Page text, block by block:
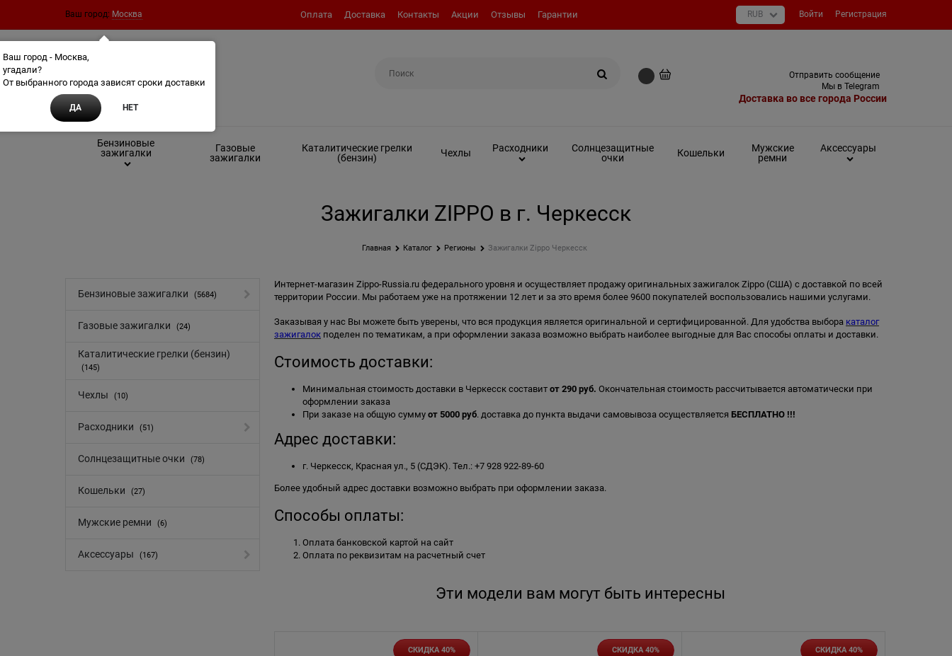
Ваш город: Москва Оплата Доставка Контакты Акции Отзывы Гарантии Войти Регистрация
Отправить сообщение
Мы в Telegram
Доставка во все города России
Бензиновые
зажигалки
Газовые
зажигалки
Каталитические грелки
(бензин)
Чехлы Расходники
Солнцезащитные
очки
Кошельки
Мужские
ремни
Аксессуары
Зажигалки ZIPPO в г. Черкесск
Главная Каталог Регионы Зажигалки Zippo Черкесск
Бензиновые зажигалки (5684)
Газовые зажигалки (24)
Каталитические грелки (бензин)
(145)
Чехлы (10)
Расходники (51)
Солнцезащитные очки (78)
Кошельки (27)
Мужские ремни (6)
Аксессуары (167)
Интернет-магазин Zippo-Russia.ru федерального уровня и осуществляет продажу оригинальных зажигалок Zippo (США) с доставкой по всей
территории России. Мы работаем уже на протяжении 12 лет и за это время более 9600 покупателей воспользовались нашими услугами.
Заказывая у нас Вы можете быть уверены, что вся продукция является оригинальной и сертифицированной. Для удобства выбора каталог
зажигалок поделен по тематикам, а при оформлении заказа возможно выбрать наиболее выгодные для Вас способы оплаты и доставки.
Стоимость доставки:
Минимальная стоимость доставки в Черкесск составит от 290 руб. Окончательная стоимость рассчитывается автоматически при
оформлении заказа
При заказе на общую сумму от 5000 руб. доставка до пункта выдачи самовывоза осуществляется БЕСПЛАТНО !!!
Адрес доставки:
г. Черкесск, Красная ул., 5 (СДЭК). Тел.: +7 928 922-89-60
Более удобный адрес доставки возможно выбрать при оформлении заказа.
Способы оплаты:
Оплата банковской картой на сайт
Оплата по реквизитам на расчетный счет
Эти модели вам могут быть интересны
СКИДКА 40% СКИДКА 40% СКИДКА 40%
Ваш город - Москва,
угадали?
От выбранного города зависят сроки доставки
ДА НЕТ